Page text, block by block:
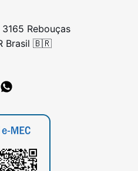
Rebouças
Brasil 🇧🇷